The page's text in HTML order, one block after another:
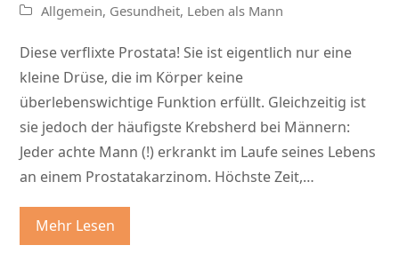
Allgemein, Gesundheit, Leben als Mann
Diese verflixte Prostata! Sie ist eigentlich nur eine
kleine Drüse, die im Körper keine
überlebenswichtige Funktion erfüllt. Gleichzeitig ist
sie jedoch der häufigste Krebsherd bei Männern:
Jeder achte Mann (!) erkrankt im Laufe seines Lebens
an einem Prostatakarzinom. Höchste Zeit,…
Mehr Lesen